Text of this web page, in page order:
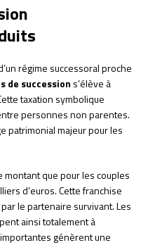
régime successoral proche
de succession s’élève à
taxation symbolique
personnes non parentes.
patrimonial majeur pour les
montant que pour les couples
d’euros. Cette franchise
le partenaire survivant. Les
ainsi totalement à
génèrent une